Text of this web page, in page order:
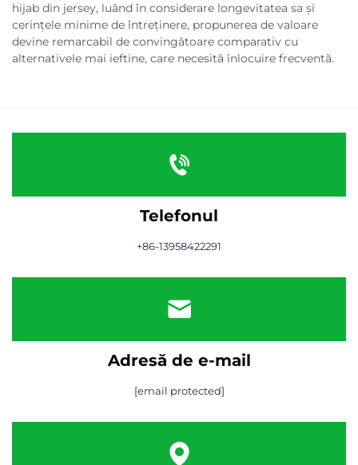
hijab din jersey, luând în considerare longevitatea sa și
cerințele minime de întreținere, propunerea de valoare
devine remarcabil de convingătoare comparativ cu
alternativele mai ieftine, care necesită înlocuire frecventă.
Telefonul
+86-13958422291
Adresă de e-mail
[email protected]